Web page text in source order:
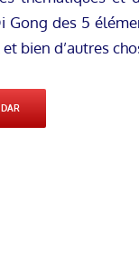
des 5
bien d’autres